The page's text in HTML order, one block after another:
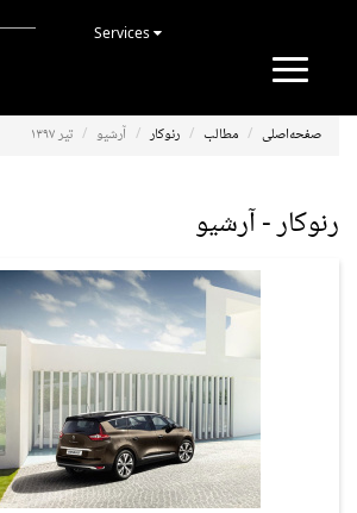
Toggle
صفحه‌اصلی مطالب رنوکار آرشیو تیر ۱۳۹۷
رنوکار - آرشیو